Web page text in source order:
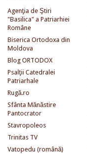
Agenţia de Ştiri
"Basilica" a Patriarhiei
Române
Biserica Ortodoxa din
Moldova
Blog ORTODOX
Psalţii Catedralei
Patriarhale
Rugă.ro
Sfânta Mănăstire
Pantocrator
Stavropoleos
Trinitas TV
Vatopedu (română)